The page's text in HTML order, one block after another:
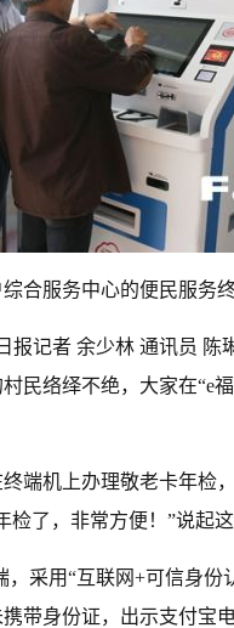
合服务中心的便民服务
日报记者 余少林 通讯员 陈
民络绎不绝，大家在“e
端机上办理敬老卡年检
了，非常方便！”说起
，采用“互联网+可信身份
带身份证，出示支付宝